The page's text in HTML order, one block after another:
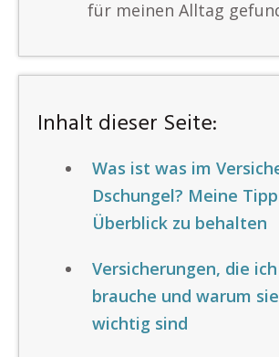
für meinen Alltag
Inhalt dieser Seite:
Was ist was im
Dschungel? Meine
Überblick zu behalten
Versicherungen, die
brauche und warum
wichtig sind